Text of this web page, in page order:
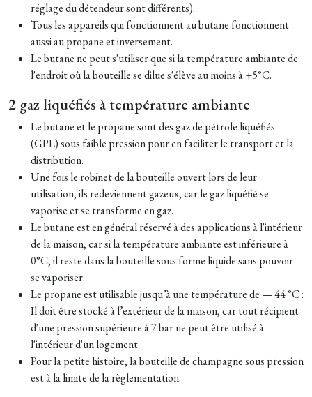
réglage du détendeur sont différents).
Tous les appareils qui fonctionnent au butane fonctionnent
aussi au propane et inversement.
Le butane ne peut s'utiliser que si la température ambiante de
l'endroit où la bouteille se dilue s'élève au moins à +5°C.
2 gaz liquéfiés à température ambiante
Le butane et le propane sont des gaz de pétrole liquéfiés
(GPL) sous faible pression pour en faciliter le transport et la
distribution.
Une fois le robinet de la bouteille ouvert lors de leur
utilisation, ils redeviennent gazeux, car le gaz liquéfié se
vaporise et se transforme en gaz.
Le butane est en général réservé à des applications à l'intérieur
de la maison, car si la température ambiante est inférieure à
0°C, il reste dans la bouteille sous forme liquide sans pouvoir
se vaporiser.
Le propane est utilisable jusqu’à une température de — 44 °C :
Il doit être stocké à l’extérieur de la maison, car tout récipient
d'une pression supérieure à 7 bar ne peut être utilisé à
l'intérieur d'un logement.
Pour la petite histoire, la bouteille de champagne sous pression
est à la limite de la règlementation.